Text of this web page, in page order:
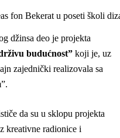
fon Bekerat u poseti školi
džinsa deo je projekta
budućnost” koji je, uz
zajednički realizovala sa
da su u sklopu projekta
kreativne radionice i